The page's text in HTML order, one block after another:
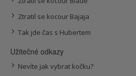
Ztratil se kocour Bajaja
Tak jde čas s Hubertem
Užitečné odkazy
Nevíte jak vybrat kočku?